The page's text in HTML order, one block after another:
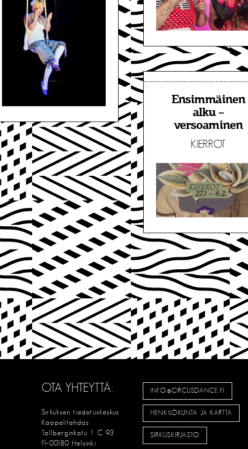
Ensimmäinen
alku –
versoaminen
KIERROT
OTA YHTEYTTÄ:
Sirkuksen tiedotuskeskus
Kaapelitehdas
Tallberginkatu 1 C 93
FI-00180 Helsinki
INFO@CIRCUSDANCE.FI
HENKILÖKUNTA JA KARTTA
SIRKUSKIRJASTO